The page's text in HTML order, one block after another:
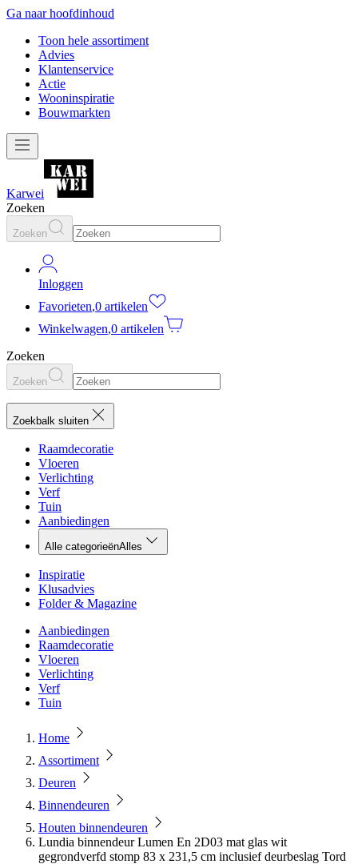
Ga naar hoofdinhoud
Toon hele assortiment
Advies
Klantenservice
Actie
Wooninspiratie
Bouwmarkten
Karwei
Zoeken
Zoeken
Inloggen
Favorieten,0 artikelen
Winkelwagen,0 artikelen
Zoeken
Zoeken
Zoekbalk sluiten
Raamdecoratie
Vloeren
Verlichting
Verf
Tuin
Aanbiedingen
Alle categorieënAlles
Inspiratie
Klusadvies
Folder & Magazine
Aanbiedingen
Raamdecoratie
Vloeren
Verlichting
Verf
Tuin
Home
Assortiment
Deuren
Binnendeuren
Houten binnendeuren
Lundia binnendeur Lumen En 2D03 mat glas wit
gegrondverfd stomp 83 x 231,5 cm inclusief deurbeslag Tord